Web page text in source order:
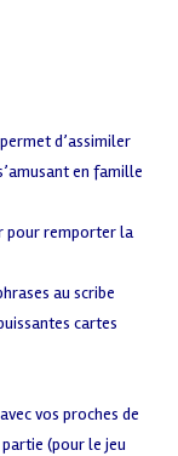
d’assimiler
en famille
pour remporter la
au scribe
cartes
vos proches de
(pour le jeu